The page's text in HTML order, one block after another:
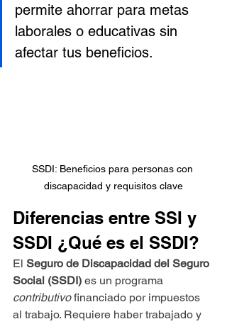
permite ahorrar para metas
laborales o educativas sin
afectar tus beneficios.
SSDI: Beneficios para personas con
discapacidad y requisitos clave
Diferencias entre SSI y
SSDI ¿Qué es el SSDI?
El Seguro de Discapacidad del Seguro
Social (SSDI) es un programa
contributivo financiado por impuestos
al trabajo. Requiere haber trabajado y